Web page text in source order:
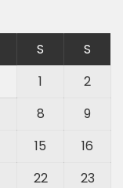
S
S
1
2
8
9
15
16
22
23